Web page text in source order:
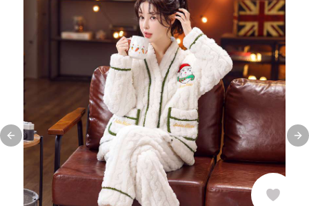
Previous slide